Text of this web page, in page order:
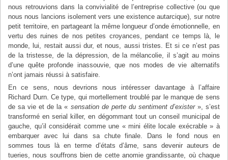
nous retrouvions dans la convivialité de l’entreprise collective (ou que
nous nous lancions isolement vers une existence autarcique), sur notre
petit territoire, en partageant la même longueur d’onde émotionnelle, en
vertu des ruines de nos petites croyances, pendant ce temps là, le
monde, lui, restait aussi dur, et nous, aussi tristes. Et si ce n’est pas
de la tristesse, de la dépression, de la mélancolie, il s’agit au moins
d’une quête profonde inassouvie, que nos modes de vie alternatifs
n’ont jamais réussi à satisfaire.
En ce sens, nous devrions nous intéresser davantage à l’affaire
Richard Durn. Ce type, qui mortellement troublé par le manque de sens
de sa vie et de la « sensation de perte du sentiment d’exister », s’est
transformé en serial killer, en dégommant tout un conseil municipal de
gauche, qu’il considérait comme une « mini élite locale exécrable » à
embarquer avec lui dans sa chute finale. Dans le fond nous en
sommes tous là en terme d’états d’âme, sans devenir auteurs de
tueries, nous souffrons bien de cette anomie grandissante, où chaque